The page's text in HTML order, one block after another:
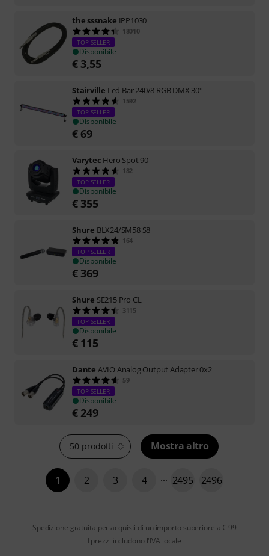
the sssnake IPP1030
18010
TOP SELLER
Disponibile
€ 3,55
Stairville Led Bar 240/8 RGB DMX 30°
1592
TOP SELLER
Disponibile
€ 69
Varytec Hero Spot 90
182
TOP SELLER
Disponibile
€ 355
Shure BLX24/SM58 S8
164
TOP SELLER
Disponibile
€ 369
Shure SE215 Pro CL
3115
TOP SELLER
Disponibile
€ 115
Dante AVIO Analog Output Adapter 0x2
59
TOP SELLER
Disponibile
€ 249
50 prodotti Mostra altro
1 2 3 4 2495 2496
Spedizione gratuita per acquisti di un importo superiore a € 99
I prezzi includono l'IVA locale